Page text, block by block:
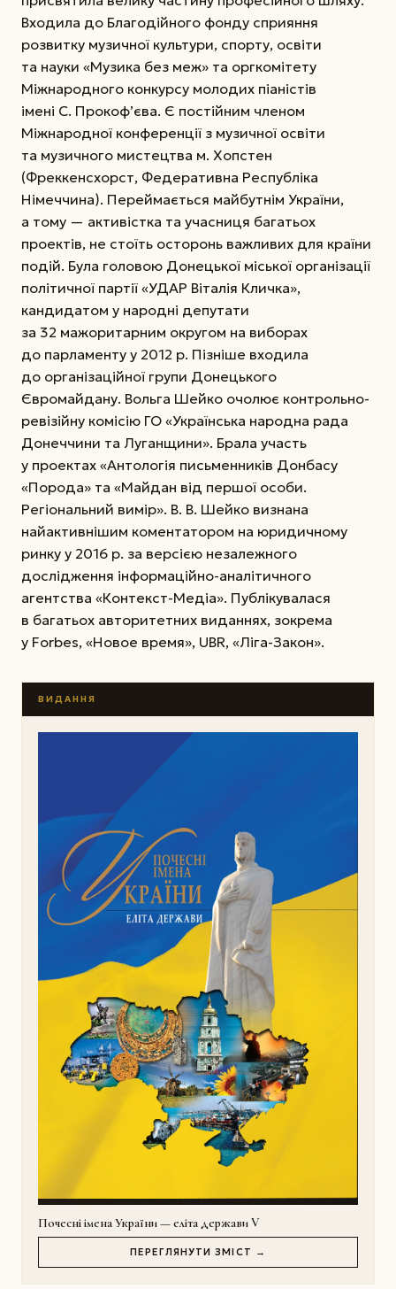
Входила до Благодійного фонду сприяння
розвитку музичної культури, спорту, освіти
та науки «Музика без меж» та оргкомітету
Міжнародного конкурсу молодих піаністів
імені С. Прокоф’єва. Є постійним членом
Міжнародної конференції з музичної освіти
та музичного мистецтва м. Хопстен
(Фреккенсхорст, Федеративна Республіка
Німеччина). Переймається майбутнім України,
а тому — активістка та учасниця багатьох
проектів, не стоїть осторонь важливих для країни
подій. Була головою Донецької міської організації
політичної партії «УДАР Віталія Кличка»,
кандидатом у народні депутати
за 32 мажоритарним округом на виборах
до парламенту у 2012 р. Пізніше входила
до організаційної групи Донецького
Євромайдану. Вольга Шейко очолює контрольно-
ревізій­ну ко­­місію ГО «Українська народна рада
Донеччини та Луганщини». Брала участь
у проектах «Анто­логія письменників Донбасу
«Порода» та «Майдан від першої особи.
Регіональний вимір». В. В. Шейко визнана
найактивнішим коментатором на юридичному
ринку у 2016 р. за версією незалежного
дослідження інформаційно-аналітичного
агентства «Контекст-Медіа». Публікувалася
в багатьох авторитетних виданнях, зокрема
у Forbеs, «Новое время», UBR, «Ліга-Закон».
ВИДАННЯ
Почесні імена України — еліта держави V
ПЕРЕГЛЯНУТИ ЗМІСТ →